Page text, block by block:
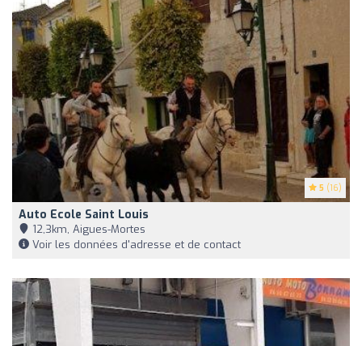
5 (16)
Auto Ecole Saint Louis
12,3km, Aigues-Mortes
Voir les données d'adresse et de contact